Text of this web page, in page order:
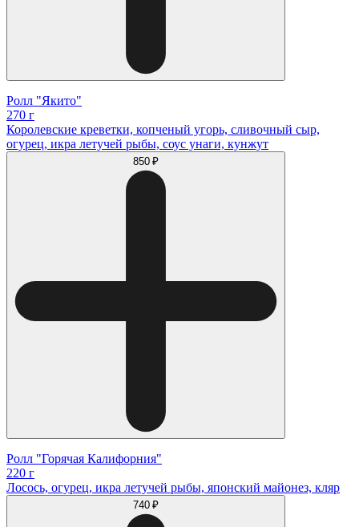
Ролл "Якито"
270 г
Королевские креветки, копченый угорь, сливочный сыр,
огурец, икра летучей рыбы, соус унаги, кунжут
850 ₽
Ролл "Горячая Калифорния"
220 г
Лосось, огурец, икра летучей рыбы, японский майонез, кляр
740 ₽